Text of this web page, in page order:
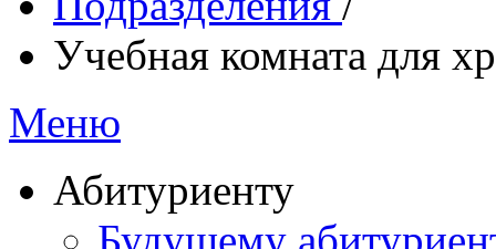
Учебная комната для
Меню
Абитуриенту